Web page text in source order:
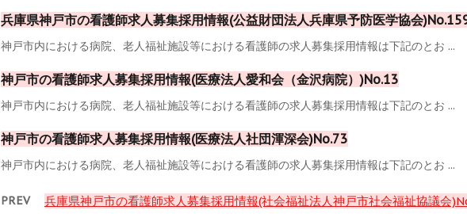
兵庫県神戸市の看護師求人募集採用情報(公益財団法人兵庫県予防医学協会
神戸市内における病院、老人福祉施設等における看護師の求人募集採用情報は下記のとお ...
神戸市の看護師求人募集採用情報(医療法人愛和会（金沢病院）)No.13
神戸市内における病院、老人福祉施設等における看護師の求人募集採用情報は下記のとお ...
神戸市の看護師求人募集採用情報(医療法人社団渾深会)No.73
神戸市内における病院、老人福祉施設等における看護師の求人募集採用情報は下記のとお ...
PREV 兵庫県神戸市の看護師求人募集採用情報(社会福祉法人神戸市社会福祉協議会